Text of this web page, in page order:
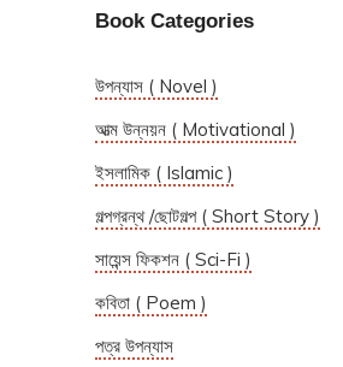
Book Categories
উপন্যাস ( Novel )
আত্ম উন্নয়ন ( Motivational )
ইসলামিক ( Islamic )
গল্পগ্রন্থ /ছোটগল্প ( Short Story )
সায়েন্স ফিকশন ( Sci-Fi )
কবিতা ( Poem )
পত্র উপন্যাস